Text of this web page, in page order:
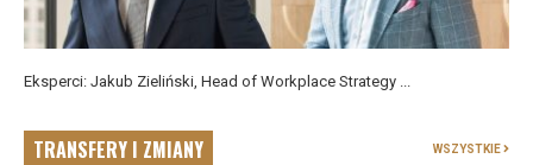
Eksperci: Jakub Zieliński, Head of Workplace Strategy ...
TRANSFERY I ZMIANY WSZYSTKIE